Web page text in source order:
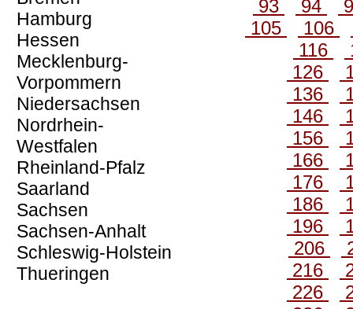
Hamburg
Hessen
Mecklenburg-
Vorpommern
Niedersachsen
Nordrhein-
Westfalen
Rheinland-Pfalz
Saarland
Sachsen
Sachsen-Anhalt
Schleswig-Holstein
Thueringen
93
94
105
106
116
126
136
146
156
166
176
186
196
206
216
226